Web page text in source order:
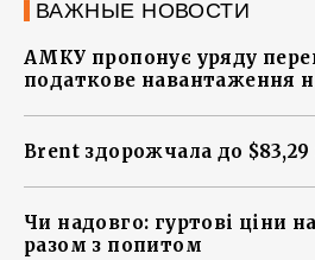
ВАЖНЫЕ НОВОСТИ
АМКУ пропонує уряду
податкове навантаження
Brent здорожчала до $83,29
Чи надовго: гуртові ціни
разом з попитом